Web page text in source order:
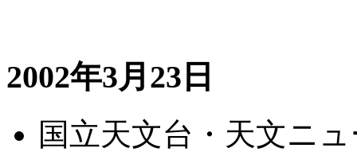
2002年3月23日
国立天文台・天文ニ